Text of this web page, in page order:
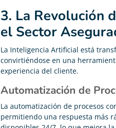
3. La Revolución
el Sector
La Inteligencia Artificial está
convirtiéndose en una
experiencia del cliente.
Automatización de
La automatización de procesos
permitiendo una respuesta más